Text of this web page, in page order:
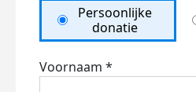
Persoonlijke
donatie
Voornaam *